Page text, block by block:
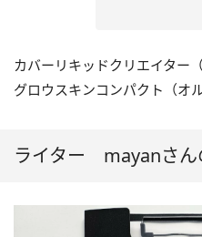
カバーリキッドクリエイタ
グロウスキンコンパクト（
ライター mayanさん